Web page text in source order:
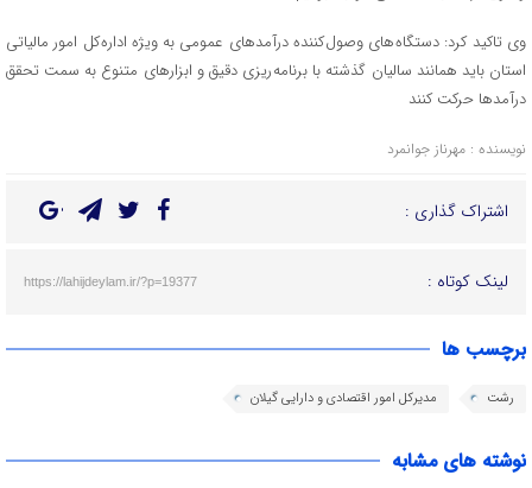
وی تاکید کرد: دستگاه های وصول کننده درآمدهای عمومی به ویژه اداره کل امور مالیاتی
استان باید همانند سالیان گذشته با برنامه ریزی دقیق و ابزارهای متنوع به سمت تحقق
درآمدها حرکت کنند
نویسنده : مهرناز جوانمرد
اشتراک گذاری :
لینک کوتاه : https://lahijdeylam.ir/?p=19377
برچسب ها
رشت مدیرکل امور اقتصادی و دارایی گیلان
نوشته های مشابه